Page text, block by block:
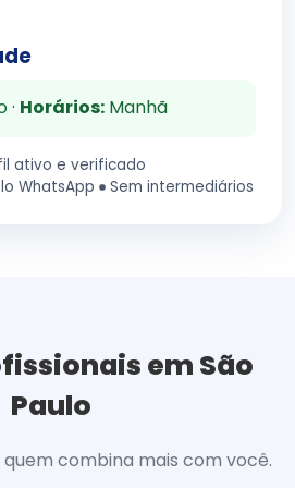
Horários:Manhã
ativo e verificado
WhatsApp
Sem intermediários
em São
Paulo
combina mais com você.